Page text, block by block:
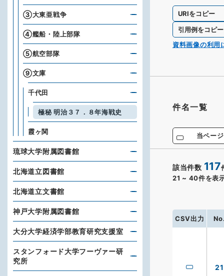
URIをコピー
引用例をコピー
資料画像の利用
件名一覧
当ペー
該当件数 117
21 ~ 40件を表
CSV出力
21
③大東亜戦争
④艦船・陸上部隊
⑤航空部隊
⑨文庫
千代田
極秘 明治３７．８年海戦史
霞ヶ関
琉球大学附属図書館
北海道立図書館
北海道立文書館
神戸大学附属図書館
大分大学経済学部教育研究支援室
スタンフォード大学フーヴァー研
究所